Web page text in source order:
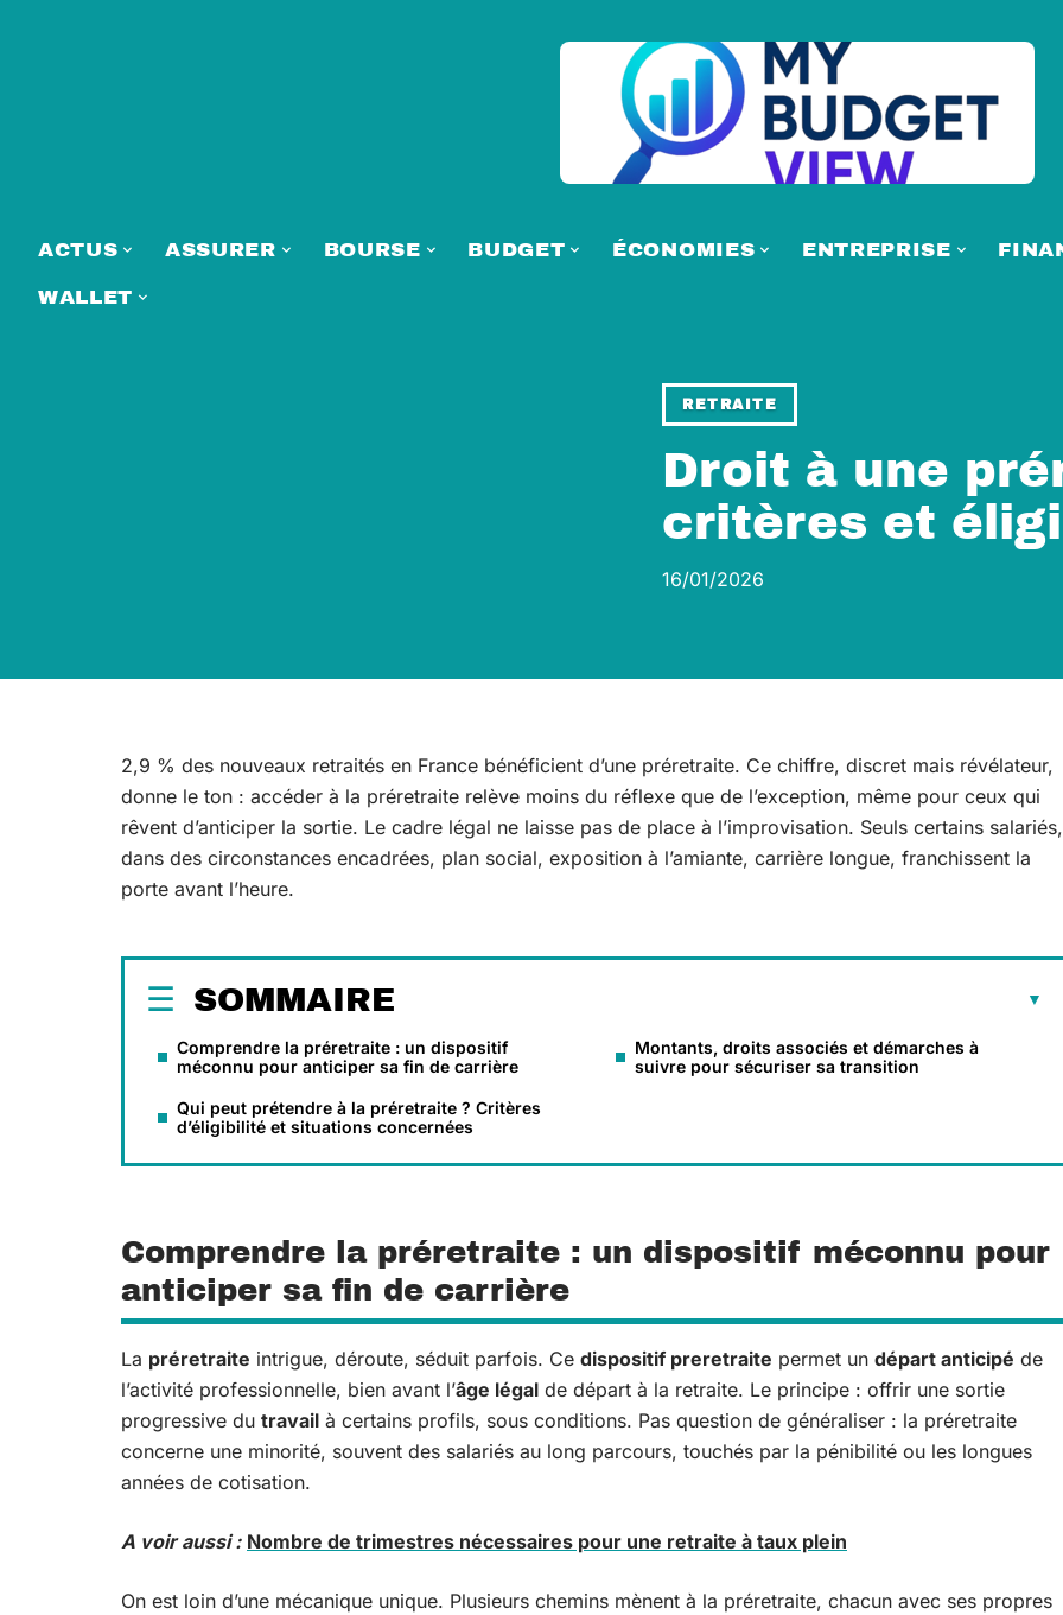
ACTUS ASSURER BOURSE BUDGET ÉCONOMIES ENTREPRISE
WALLET
RETRAITE
Droit à une
critères et
16/01/2026
2,9 % des nouveaux retraités en France bénéficient d’une préretraite. Ce chiffre, discret mais révélateur,
donne le ton : accéder à la préretraite relève moins du réflexe que de l’exception, même pour ceux qui
rêvent d’anticiper la sortie. Le cadre légal ne laisse pas de place à l’improvisation. Seuls certains salariés,
dans des circonstances encadrées, plan social, exposition à l’amiante, carrière longue, franchissent la
porte avant l’heure.
SOMMAIRE
Comprendre la préretraite : un dispositif
méconnu pour anticiper sa fin de carrière
Qui peut prétendre à la préretraite ? Critères
d’éligibilité et situations concernées
Montants, droits associés et démarches à
suivre pour sécuriser sa transition
Comprendre la préretraite : un dispositif méconnu pour
anticiper sa fin de carrière
La préretraite intrigue, déroute, séduit parfois. Ce dispositif preretraite permet un départ anticipé de
l’activité professionnelle, bien avant l’âge légal de départ à la retraite. Le principe : offrir une sortie
progressive du travail à certains profils, sous conditions. Pas question de généraliser : la préretraite
concerne une minorité, souvent des salariés au long parcours, touchés par la pénibilité ou les longues
années de cotisation.
A voir aussi : Nombre de trimestres nécessaires pour une retraite à taux plein
On est loin d’une mécanique unique. Plusieurs chemins mènent à la préretraite, chacun avec ses propres